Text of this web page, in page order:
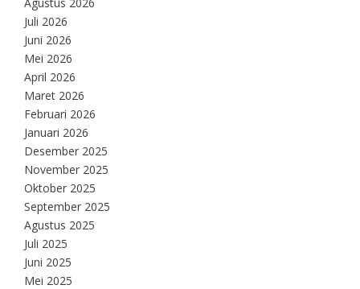
Juli 2026
Juni 2026
Mei 2026
April 2026
Maret 2026
Februari 2026
Januari 2026
Desember 2025
November 2025
Oktober 2025
September 2025
Agustus 2025
Juli 2025
Juni 2025
Mei 2025